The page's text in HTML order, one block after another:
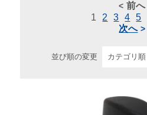
前へ
1
2 3 4 5
次へ
並び順の変更